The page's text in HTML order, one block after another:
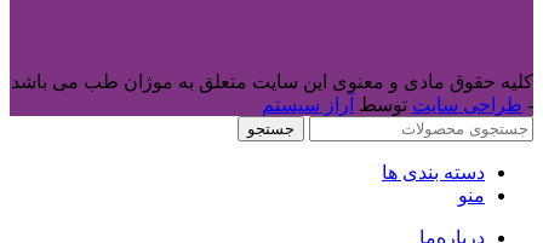
کلیه حقوق مادی و معنوی این سایت متعلق به موژان طب می باشد
- طراحی سایت توسط آراز سیستم
جستجو
دسته بندی ها
منو
درباره‌ما